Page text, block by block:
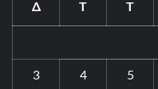
Δ Τ Τ
3 4 5